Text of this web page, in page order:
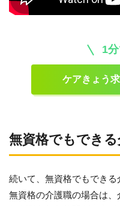
1
ケアきょう
無資格でもでき
続いて、無資格でもできる
無資格の介護職の場合は